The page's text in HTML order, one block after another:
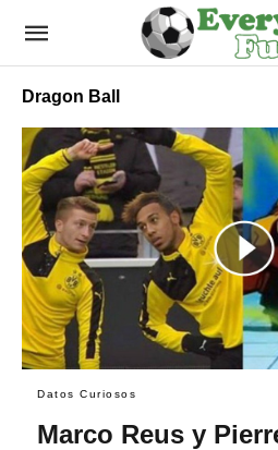
Dragon Ball
Datos Curiosos
Marco Reus y